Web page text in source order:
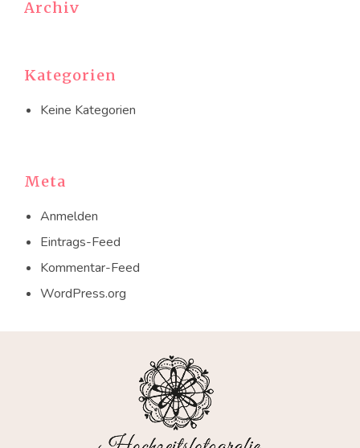
Archiv
Kategorien
Keine Kategorien
Meta
Anmelden
Eintrags-Feed
Kommentar-Feed
WordPress.org